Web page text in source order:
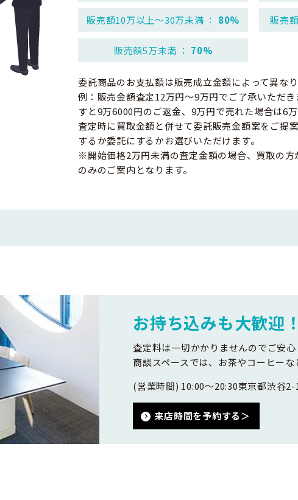
販売額10万以上～30万未満 ： 80% 販売
販売額5万未満 ： 70%
委託商品のお支払額は販売成立金額によって異なり
例：販売金額査定12万円～9万円でご了承いただ
すと9万6000円のご返金、9万円で売れた場合は6
査定時に買取金額と併せて委託販売金額案をご提
するか委託にするかお選びいただけます。
※開始価格2万円未満の査定金額の場合、買取の
のみのご案内となります。
お持ち込みも大歓迎！
査定料は一切かかりませんのでご安心
商談スペースでは、お茶やコーヒー
(営業時間) 10:00～20:30東京都渋谷2-
来店時間を予約する＞